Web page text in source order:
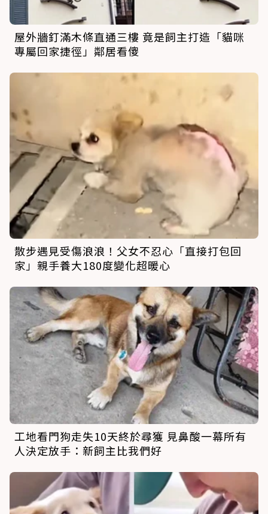
屋外牆釘滿木條直通三樓 竟是飼主打造「貓咪
專屬回家捷徑」鄰居看傻
散步遇見受傷浪浪！父女不忍心「直接打包回
家」親手養大180度變化超暖心
工地看門狗走失10天終於尋獲 見鼻酸一幕所有
人決定放手：新飼主比我們好